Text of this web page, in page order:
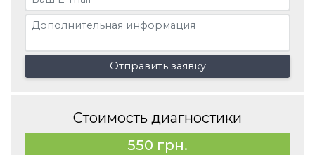
Отправить заявку
Стоимость диагностики
550 грн.